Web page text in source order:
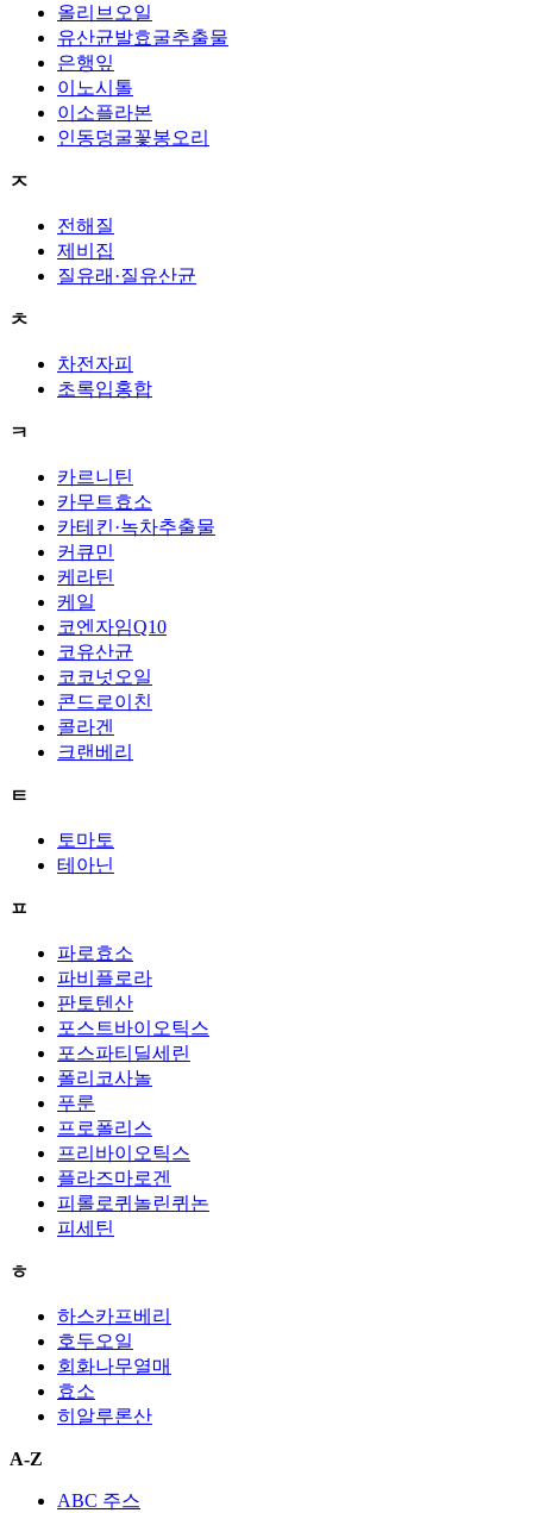
올리브오일
유산균발효굴추출물
은행잎
이노시톨
이소플라본
인동덩굴꽃봉오리
ㅈ
전해질
제비집
질유래·질유산균
ㅊ
차전자피
초록입홍합
ㅋ
카르니틴
카무트효소
카테킨·녹차추출물
커큐민
케라틴
케일
코엔자임Q10
코유산균
코코넛오일
콘드로이친
콜라겐
크랜베리
ㅌ
토마토
테아닌
ㅍ
파로효소
파비플로라
판토텐산
포스트바이오틱스
포스파티딜세린
폴리코사놀
푸룬
프로폴리스
프리바이오틱스
플라즈마로겐
피롤로퀴놀린퀴논
피세틴
ㅎ
하스카프베리
호두오일
회화나무열매
효소
히알루론산
A-Z
ABC 주스